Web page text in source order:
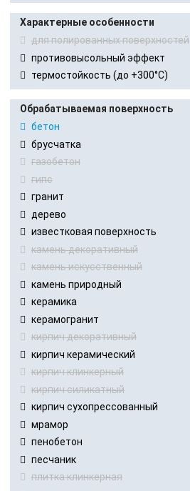
Характерные особенности
для полированных поверхностей
противовысольный эффект
термостойкость (до +300°С)
Обрабатываемая поверхность
бетон
брусчатка
газобетон
гипс
гранит
дерево
известковая поверхность
камень декоративный
камень искусственный
камень природный
керамика
керамогранит
кирпич декоративный
кирпич керамический
кирпич клинкерный
кирпич силикатный
кирпич сухопрессованный
мрамор
пенобетон
песчаник
плитка клинкерная